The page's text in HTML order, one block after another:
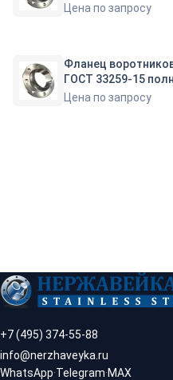
Цена по запросу
Фланец
ГОСТ 33259-15
Цена по запросу
+7 (495) 374-55-88
info@nerzhaveyka.ru
WhatsApp·Telegram·MAX